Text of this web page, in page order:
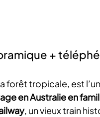
+
forêt tropicale, est
en Australie en
, un vieux train